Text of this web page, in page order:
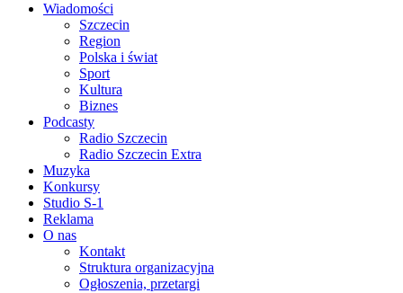
Wiadomości
Szczecin
Region
Polska i świat
Sport
Kultura
Biznes
Podcasty
Radio Szczecin
Radio Szczecin Extra
Muzyka
Konkursy
Studio S-1
Reklama
O nas
Kontakt
Struktura organizacyjna
Ogłoszenia, przetargi